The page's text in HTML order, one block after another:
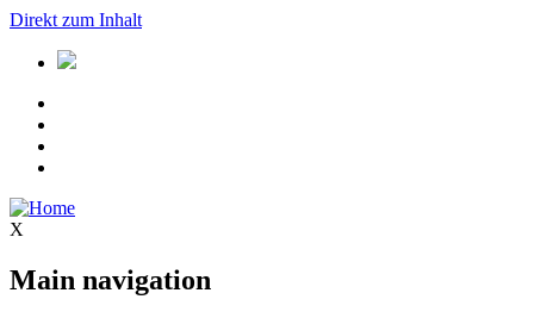
Direkt zum Inhalt
X
Main navigation